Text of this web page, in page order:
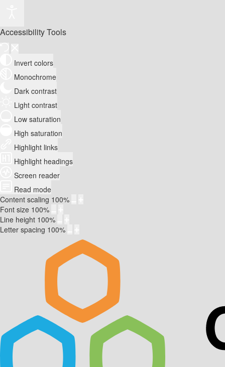
Accessibility Tools
Invert colors
Monochrome
Dark contrast
Light contrast
Low saturation
High saturation
Highlight links
Highlight headings
Screen reader
Read mode
Content scaling 100%
Font size 100%
Line height 100%
Letter spacing 100%